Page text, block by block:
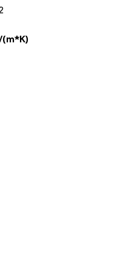
(m*K)
zachowują się
jest wyświetlanie
wydawców i